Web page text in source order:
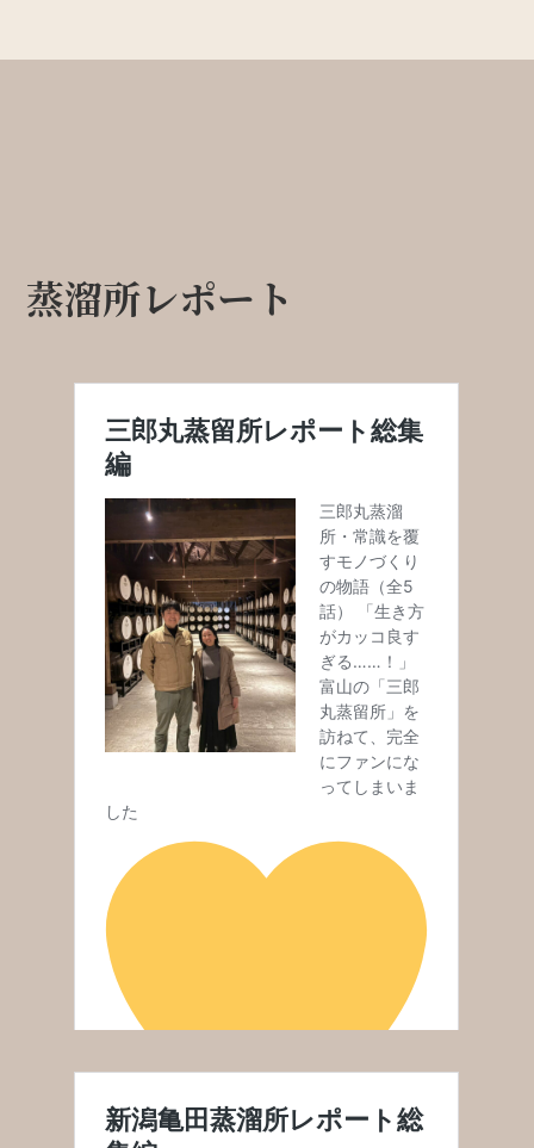
蒸溜所レポート